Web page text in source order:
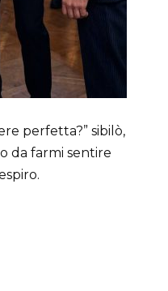
perfetta?” sibilò,
da farmi sentire